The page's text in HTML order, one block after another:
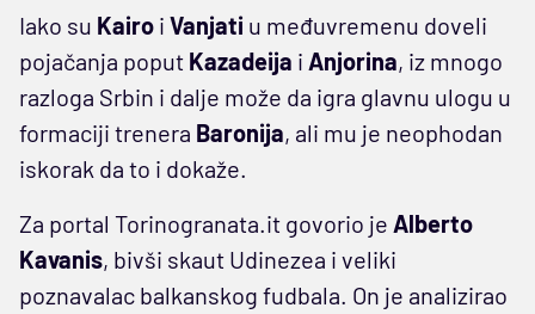
Iako su Kairo i Vanjati u međuvremenu doveli
pojačanja poput Kazadeija i Anjorina, iz mnogo
razloga Srbin i dalje može da igra glavnu ulogu u
formaciji trenera Baronija, ali mu je neophodan
iskorak da to i dokaže.
Za portal Torinogranata.it govorio je Alberto
Kavanis, bivši skaut Udinezea i veliki
poznavalac balkanskog fudbala. On je analizirao